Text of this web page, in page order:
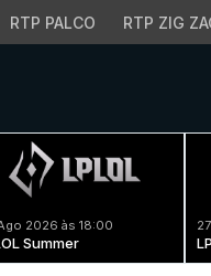
RTP PALCO RTP ZIG
2026 às 18:00
Summer